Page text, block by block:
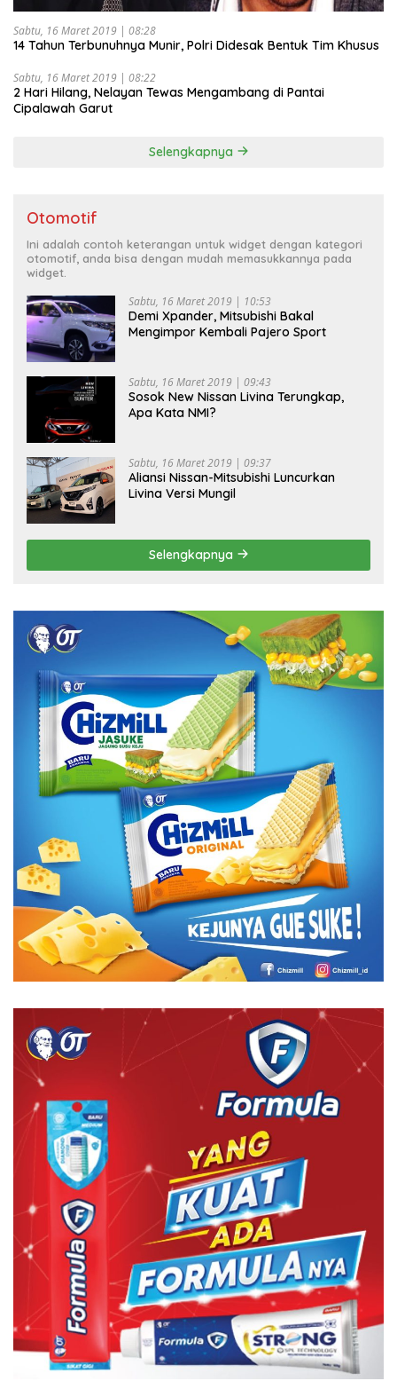
Sabtu, 16 Maret 2019 | 08:28
14 Tahun Terbunuhnya Munir, Polri Didesak Bentuk Tim Khusus
Sabtu, 16 Maret 2019 | 08:22
2 Hari Hilang, Nelayan Tewas Mengambang di Pantai
Cipalawah Garut
Selengkapnya
Otomotif
Ini adalah contoh keterangan untuk widget dengan kategori
otomotif, anda bisa dengan mudah memasukkannya pada
widget.
Sabtu, 16 Maret 2019 | 10:53
Demi Xpander, Mitsubishi Bakal
Mengimpor Kembali Pajero Sport
Sabtu, 16 Maret 2019 | 09:43
Sosok New Nissan Livina Terungkap,
Apa Kata NMI?
Sabtu, 16 Maret 2019 | 09:37
Aliansi Nissan-Mitsubishi Luncurkan
Livina Versi Mungil
Selengkapnya